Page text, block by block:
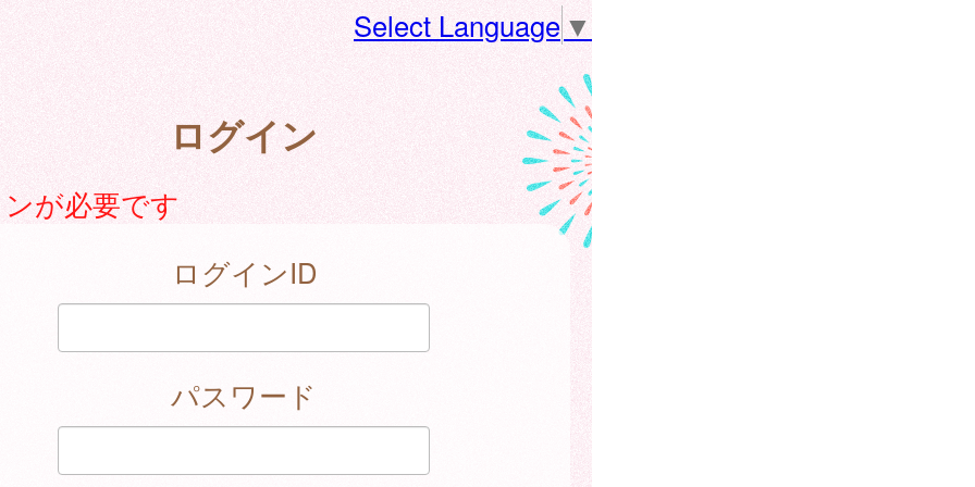
Select Language▼
ログイン
が必要です
ログインID
パスワード